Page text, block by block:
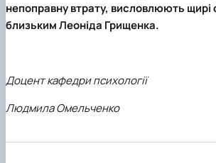
непоправну втрату, висловлюють щирі
близьким Леоніда Грищенка.
Доцент кафедри психології
Людмила Омельченко